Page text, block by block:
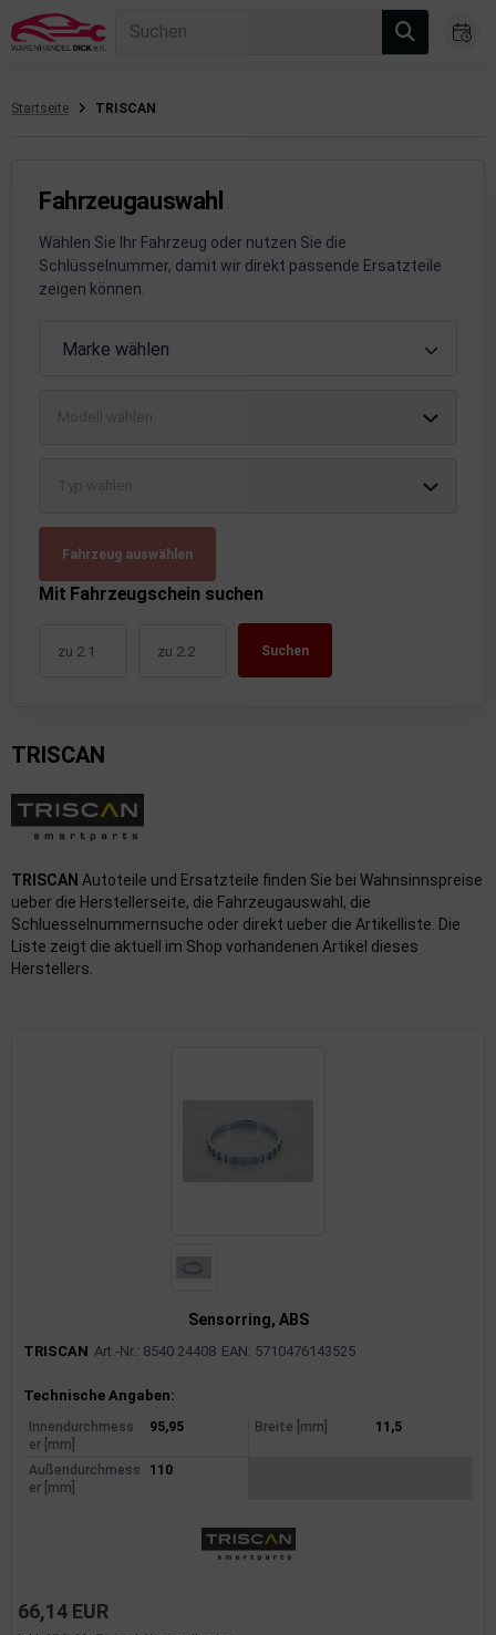
Suchen
Startseite TRISCAN
Fahrzeugauswahl
Wählen Sie Ihr Fahrzeug oder nutzen Sie die
Schlüsselnummer, damit wir direkt passende Ersatzteile
zeigen können.
Marke wählen
Fahrzeug auswählen
Mit Fahrzeugschein suchen
Suchen
TRISCAN
TRISCAN Autoteile und Ersatzteile finden Sie bei Wahnsinnspreise
ueber die Herstellerseite, die Fahrzeugauswahl, die
Schluesselnummernsuche oder direkt ueber die Artikelliste. Die
Liste zeigt die aktuell im Shop vorhandenen Artikel dieses
Herstellers.
Sensorring, ABS
TRISCAN Art.-Nr.: 8540 24408 EAN: 5710476143525
Produktinformationen
Technische Angaben:
Innendurchmess
er [mm]
95,95 Breite [mm] 11,5
Außendurchmess
er [mm]
110
66,14 EUR
Anbauteile
Dämpfung
Lüftung
Verbrauchsmaterial
Reifen